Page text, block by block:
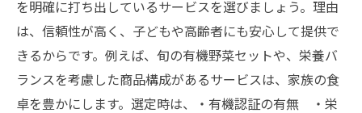
用法
家族で楽しむ有機野菜・宅配サービスのレ
シピ提案
愛農野菜の宅配サービスで手軽に栄養バラ
を明確に打ち出しているサービスを選びましょう。理由
は、信頼性が高く、子どもや高齢者にも安心して提供で
きるからです。例えば、旬の有機野菜セットや、栄養バ
ランスを考慮した商品構成があるサービスは、家族の食
卓を豊かにします。選定時は、・有機認証の有無 ・栄